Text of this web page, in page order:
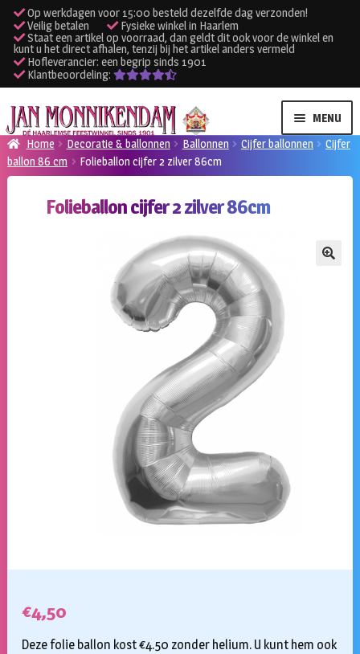
Op werkdagen voor 15:00 besteld dezelfde dag verzonden!
Veilig betalen
Fysieke winkel in Haarlem
Staat een artikel op voorraad, dan geldt dit ook voor de winkel en
kunt u het direct afhalen, tenzij bij het artikel anders vermeld
Hofleverancier: een begrip sinds 1901
Klantbeoordeling:
Ga
door
naar
navigatie
Ga
naar
de
inhoud
MENU
Verhuur kleding
Verhuur apparatuur
Klantenservice
Home Decoratie & ballonnen Ballonnen Cijfer ballonnen
Cijfer
ballon 86 cm
Folieballon cijfer 2 zilver 86cm
Folieballon cijfer 2 zilver 86cm
€4,50
Deze folie ballon kost €4.50 zonder helium. U kunt hem ook